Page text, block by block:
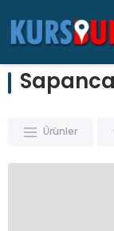
Ürünler